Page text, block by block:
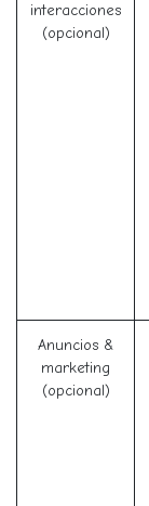
interacciones
(opcional)
Anuncios &
marketing
(opcional)